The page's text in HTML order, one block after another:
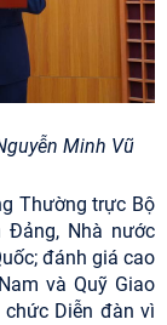
Minh Vũ
Thường trực Bộ
Đảng, Nhà nước
đánh giá cao
và Quỹ Giao
chức Diễn đàn vì